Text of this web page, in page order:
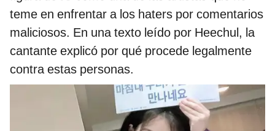
teme en enfrentar a los haters por comentarios
maliciosos. En una texto leído por Heechul, la
cantante explicó por qué procede legalmente
contra estas personas.